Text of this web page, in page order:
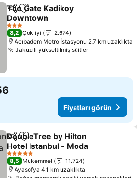
PaylaşFavorilerime ekle
The Gate Kadikoy
Downtown
3 Yıldız
8,2 Çok iyi
2.674
Acıbadem Metro İstasyonu 2.7 km uzaklıkta
Jakuzili yükseltilmiş süitler
Fiyatları görün
PaylaşFavorilerime ekle
DoubleTree by Hilton
Hotel Istanbul - Moda
5 Yıldız
8,5 Mükemmel
11.724
Ayasofya 4.1 km uzaklıkta